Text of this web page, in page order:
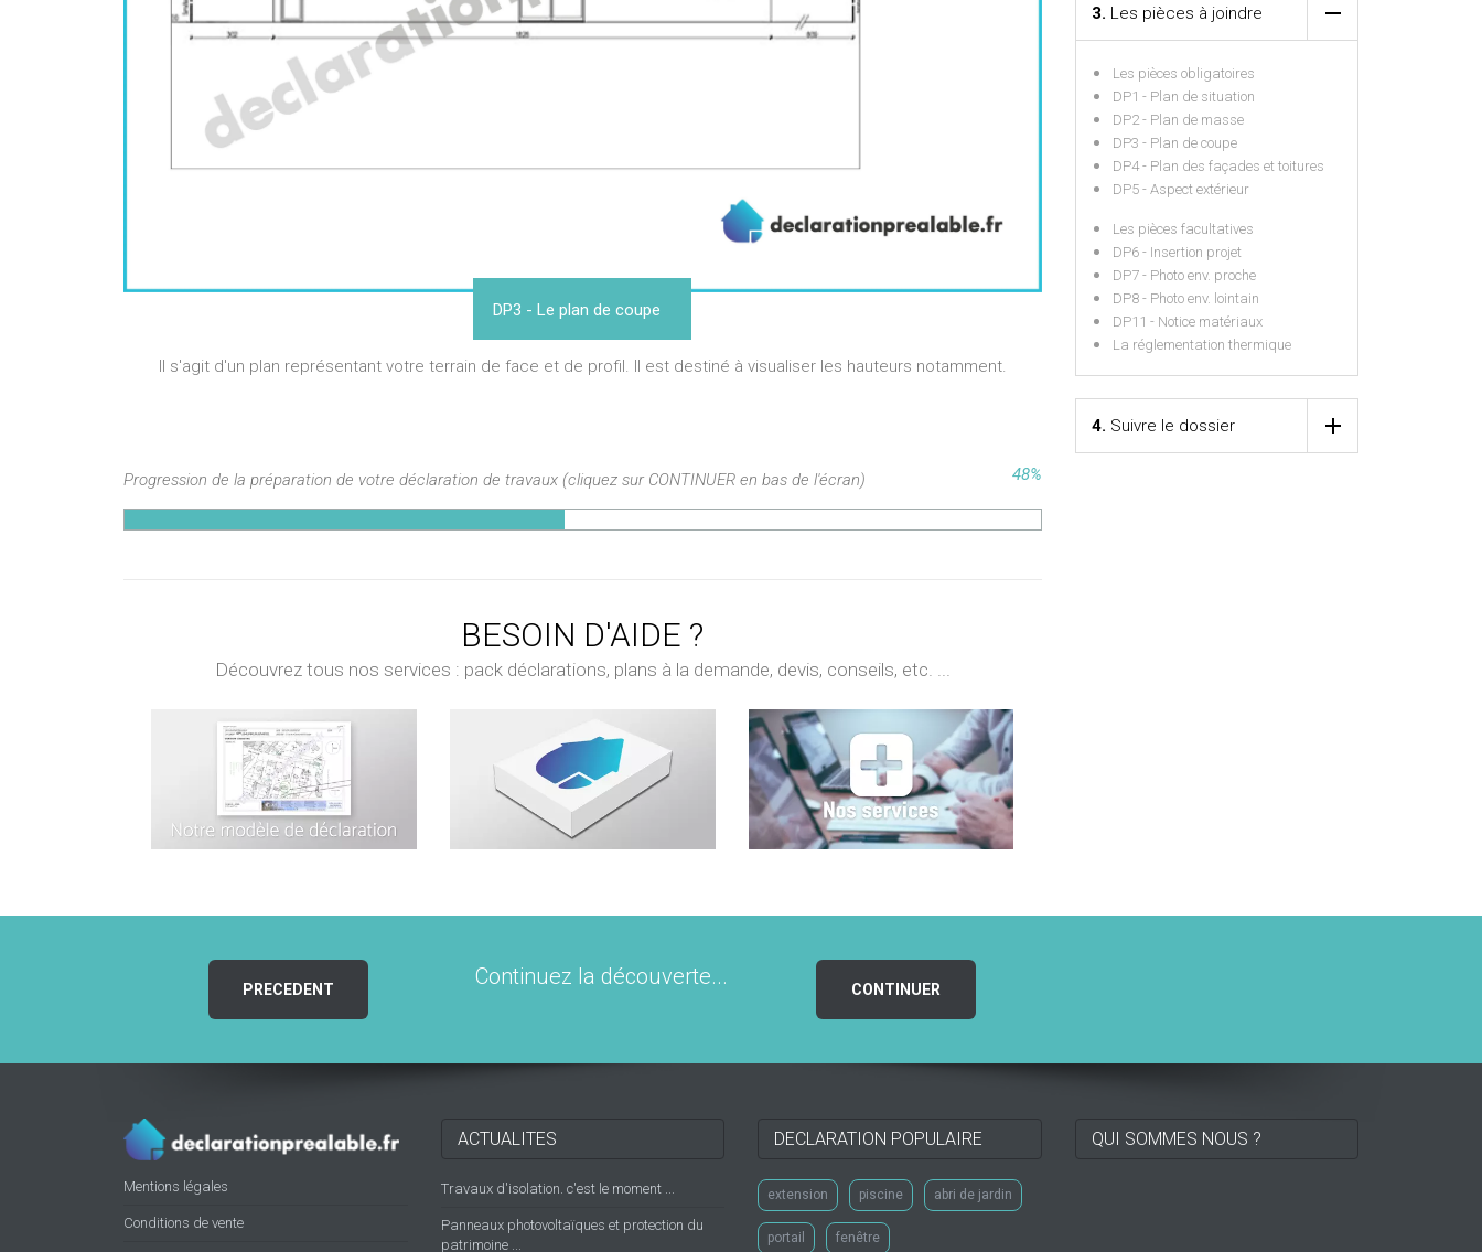
DP3 - Le plan de coupe
Il s'agit d'un plan représentant votre terrain de face et de profil. Il est destiné à visualiser les hauteurs notamment.
Progression de la préparation de votre déclaration de travaux (cliquez sur CONTINUER en bas de l'écran) 48%
BESOIN D'AIDE ?
Découvrez tous nos services : pack déclarations, plans à la demande, devis, conseils, etc. ...
3. Les pièces à joindre
Les pièces obligatoires
DP1 - Plan de situation
DP2 - Plan de masse
DP3 - Plan de coupe
DP4 - Plan des façades et toitures
DP5 - Aspect extérieur
Les pièces facultatives
DP6 - Insertion projet
DP7 - Photo env. proche
DP8 - Photo env. lointain
DP11 - Notice matériaux
La réglementation thermique
4. Suivre le dossier
PRECEDENT Continuez la découverte... CONTINUER
Mentions légales
Conditions de vente
ACTUALITES
Travaux d'isolation. c'est le moment ...
Panneaux photovoltaïques et protection du
patrimoine ...
DECLARATION POPULAIRE
extension piscine abri de jardin
portail fenêtre
QUI SOMMES NOUS ?